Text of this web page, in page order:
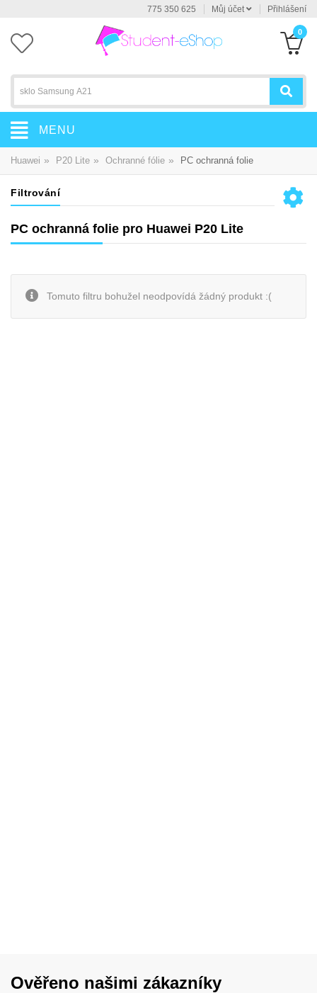
775 350 625 Můj účet Přihlášení
0
MENU
Huawei » P20 Lite » Ochranné fólie » PC ochranná folie
Filtrování
PC ochranná folie pro Huawei P20 Lite
Tomuto filtru bohužel neodpovídá žádný produkt :(
Ověřeno našimi zákazníky